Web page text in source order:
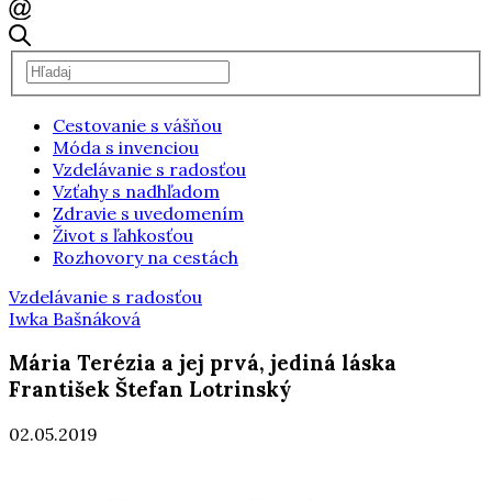
Cestovanie s vášňou
Móda s invenciou
Vzdelávanie s radosťou
Vzťahy s nadhľadom
Zdravie s uvedomením
Život s ľahkosťou
Rozhovory na cestách
Vzdelávanie s radosťou
Iwka Bašnáková
Mária Terézia a jej prvá, jediná láska
František Štefan Lotrinský
02.05.2019